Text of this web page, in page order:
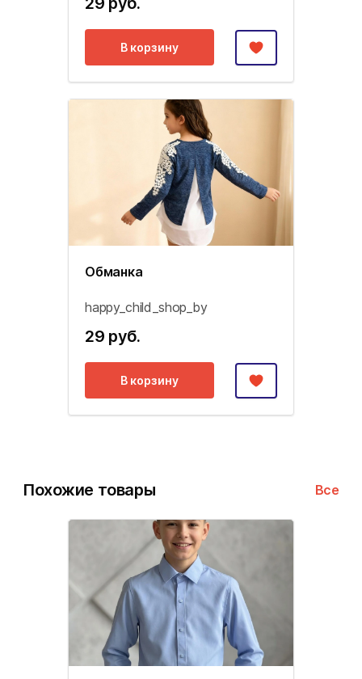
В корзину
Обманка
happy_child_shop_by
29 руб.
В корзину
Похожие товары Все